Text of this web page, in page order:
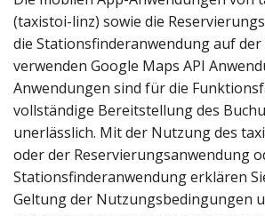
(taxistoi-linz) sowie die
die Stationsfinderanwendung auf der
verwenden Google Maps API
Anwendungen sind für die
vollständige Bereitstellung des
unerlässlich. Mit der Nutzung des
oder der Reservierungsanwendung
Stationsfinderanwendung erklären
Geltung der Nutzungsbedingungen